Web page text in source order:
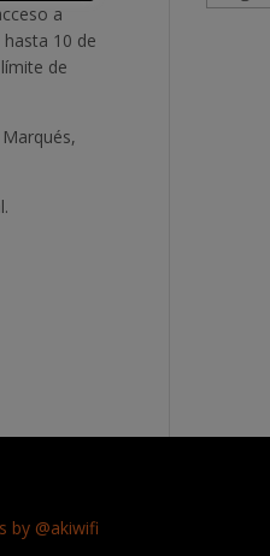
a
10 de
de
by @akiwifi